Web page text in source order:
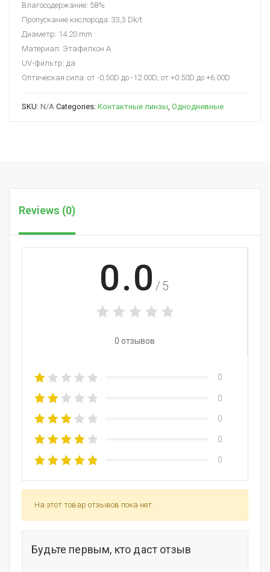
Влагосодержание: 58%
Пропускание кислорода: 33,3 Dk/t
Диаметр: 14.20 mm
Материал: Этафилкон А
UV-фильтр: да
Оптическая сила: от -0.50D до -12.00D; от +0.50D до +6.00D
SKU: N/A Categories: Контактные линзы, Однодневные
Reviews (0)
0.0 /5
0 отзывов
0
0
0
0
0
На этот товар отзывов пока нет.
Будьте первым, кто даст отзыв